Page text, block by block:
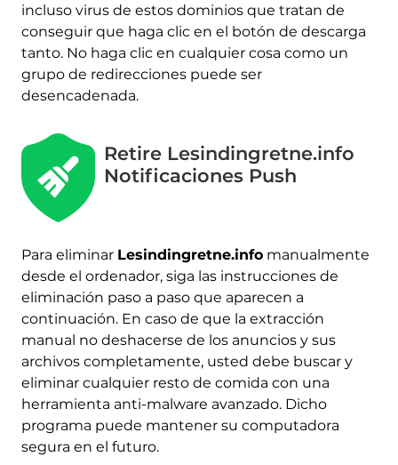
incluso virus de estos dominios que tratan de
conseguir que haga clic en el botón de descarga
tanto. No haga clic en cualquier cosa como un
grupo de redirecciones puede ser
desencadenada.
Retire Lesindingretne.info
Notificaciones Push
Para eliminar Lesindingretne.infomanualmente
desde el ordenador, siga las instrucciones de
eliminación paso a paso que aparecen a
continuación. En caso de que la extracción
manual no deshacerse de los anuncios y sus
archivos completamente, usted debe buscar y
eliminar cualquier resto de comida con una
herramienta anti-malware avanzado. Dicho
programa puede mantener su computadora
segura en el futuro.